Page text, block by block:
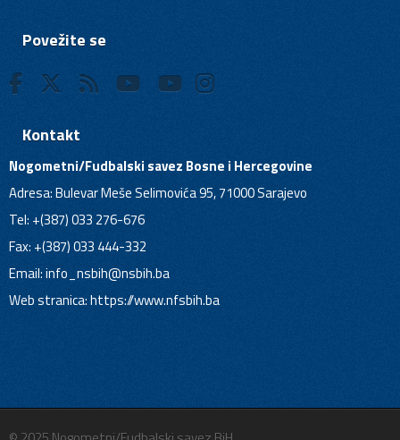
Povežite se
Kontakt
Nogometni/Fudbalski savez Bosne i Hercegovine
Adresa: Bulevar Meše Selimovića 95, 71000 Sarajevo
Tel: +(387) 033 276-676
Fax: +(387) 033 444-332
Email:info_nsbih@nsbih.ba
Web stranica: https://www.nfsbih.ba